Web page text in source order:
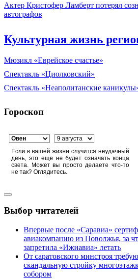
Актер Кристофер Ламберт потерял
автографов
Культурная жизнь
Мюзикл «Еврейское счастье»
Спектакль «Циолковский»
Спектакль «Неаполитанские
Гороскоп
Если в вашей жизни случится неудачный
день, это еще не будет означать конца
света. Может вы просто делаете что-то
не так? Оглядитесь.
Выбор читателей
Впервые после «Саравиа»
авиакомпанию из Поволжья, за
запретила «Ижиавиа» летать
От саратовского минстроя
скандальную стройку
собором